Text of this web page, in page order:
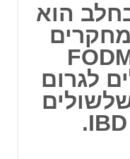
הוא
לגרום
אצל אנשים עם IBD.